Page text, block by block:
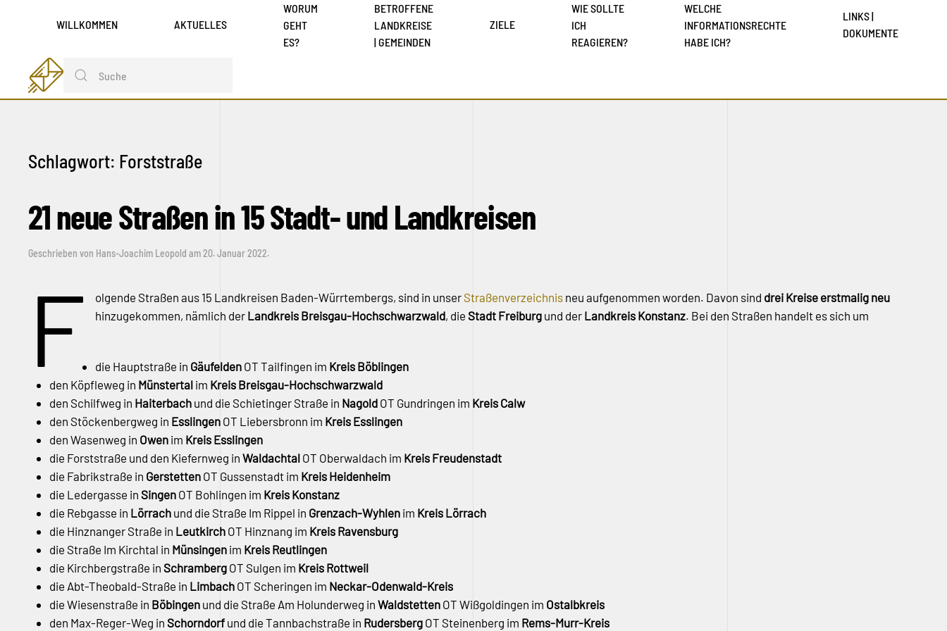
WILLKOMMEN AKTUELLES
WORUM
GEHT
ES?
BETROFFENE
LANDKREISE
| GEMEINDEN
ZIELE
WIE SOLLTE
ICH
REAGIEREN?
WELCHE
INFORMATIONSRECHTE
HABE ICH?
LINKS |
DOKUMENTE
Schlagwort: Forststraße
21 neue Straßen in 15 Stadt- und Landkreisen
Geschrieben von Hans-Joachim Leopold am20. Januar 2022.
F olgende Straßen aus 15 Landkreisen Baden-Würrtembergs, sind in unser Straßenverzeichnis neu aufgenommen worden. Davon sind drei Kreise erstmalig neu
hinzugekommen, nämlich der Landkreis Breisgau-Hochschwarzwald, dieStadt Freiburg und der Landkreis Konstanz. Bei den Straßen handelt es sich um
die Hauptstraße in Gäufelden OT Tailfingen im Kreis Böblingen
den Köpfleweg in Münstertal im Kreis Breisgau-Hochschwarzwald
den Schilfweg in Haiterbach und die Schietinger Straße in Nagold OT Gundringen im Kreis Calw
den Stöckenbergweg in Esslingen OT Liebersbronn im Kreis Esslingen
den Wasenweg in Owen im Kreis Esslingen
die Forststraße und den Kiefernweg in Waldachtal OT Oberwaldach im Kreis Freudenstadt
die Fabrikstraße in Gerstetten OT Gussenstadt im Kreis Heidenheim
die Ledergasse in Singen OT Bohlingen im Kreis Konstanz
die Rebgasse in Lörrach und die Straße Im Rippel in Grenzach-Wyhlen im Kreis Lörrach
die Hinznanger Straße in Leutkirch OT Hinznang im Kreis Ravensburg
die Straße Im Kirchtal in Münsingen im Kreis Reutlingen
die Kirchbergstraße in Schramberg OT Sulgen im Kreis Rottweil
die Abt-Theobald-Straße in Limbach OT Scheringen im Neckar-Odenwald-Kreis
die Wiesenstraße in Böbingen und die Straße Am Holunderweg in Waldstetten OT Wißgoldingen im Ostalbkreis
den Max-Reger-Weg in Schorndorf und die Tannbachstraße in Rudersberg OT Steinenberg im Rems-Murr-Kreis